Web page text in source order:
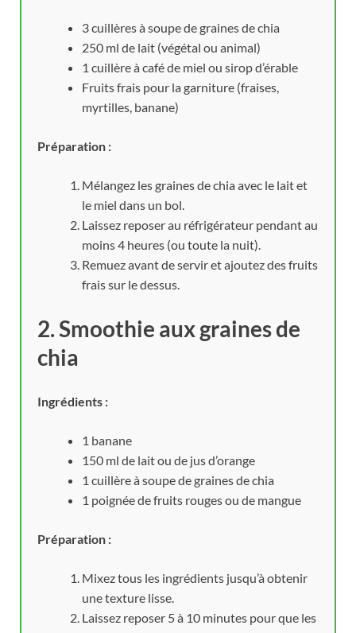
3 cuillères à soupe de graines de chia
250 ml de lait (végétal ou animal)
1 cuillère à café de miel ou sirop d’érable
Fruits frais pour la garniture (fraises,
myrtilles, banane)
Préparation :
Mélangez les graines de chia avec le lait et
le miel dans un bol.
Laissez reposer au réfrigérateur pendant au
moins 4 heures (ou toute la nuit).
Remuez avant de servir et ajoutez des fruits
frais sur le dessus.
2. Smoothie aux graines de
chia
Ingrédients :
1 banane
150 ml de lait ou de jus d’orange
1 cuillère à soupe de graines de chia
1 poignée de fruits rouges ou de mangue
Préparation :
Mixez tous les ingrédients jusqu’à obtenir
une texture lisse.
Laissez reposer 5 à 10 minutes pour que les